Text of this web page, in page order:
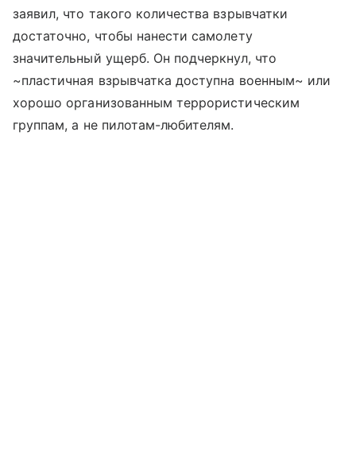
заявил, что такого количества взрывчатки
достаточно, чтобы нанести самолету
значительный ущерб. Он подчеркнул, что
~пластичная взрывчатка доступна военным~ или
хорошо организованным террористическим
группам, а не пилотам-любителям.